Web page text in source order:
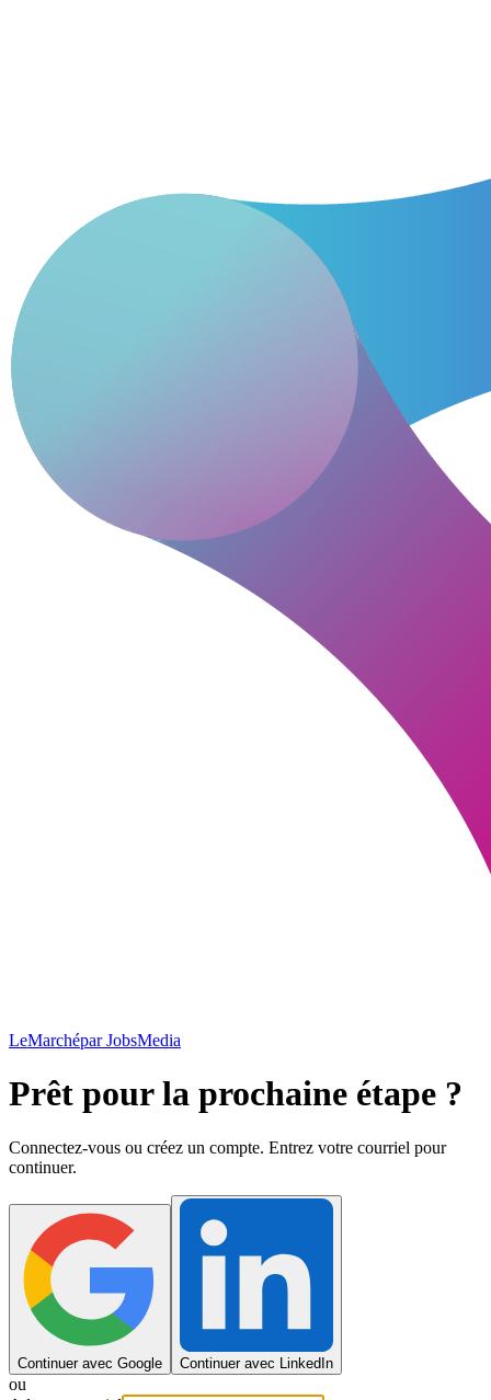
LeMarchépar JobsMedia
Prêt pour la prochaine étape ?
Connectez-vous ou créez un compte. Entrez votre courriel pour
continuer.
Continuer avec Google Continuer avec LinkedIn
ou